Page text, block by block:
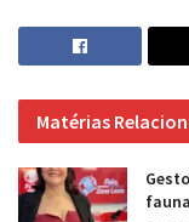
Matérias